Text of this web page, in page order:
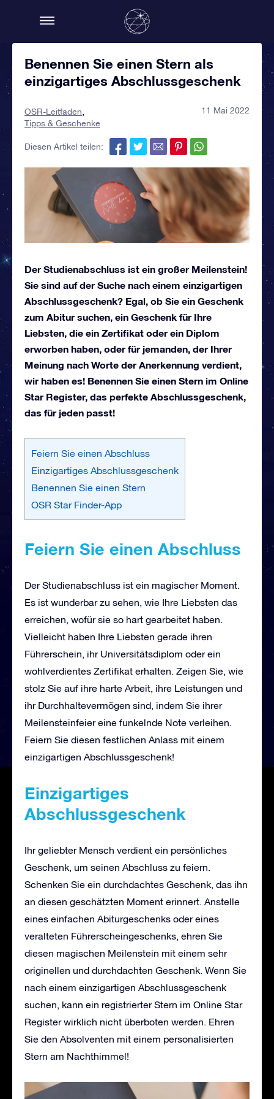
Benennen Sie einen Stern als
einzigartiges Abschlussgeschenk
OSR-Leitfaden
Tipps & Geschenke
11 Mai 2022
Diesen Artikel teilen:
Der Studienabschluss ist ein großer Meilenstein!
Sie sind auf der Suche nach einem einzigartigen
Abschlussgeschenk? Egal, ob Sie ein Geschenk
zum Abitur suchen, ein Geschenk für Ihre
Liebsten, die ein Zertifikat oder ein Diplom
erworben haben, oder für jemanden, der Ihrer
Meinung nach Worte der Anerkennung verdient,
wir haben es! Benennen Sie einen Stern im Online
Star Register, das perfekte Abschlussgeschenk,
das für jeden passt!
Feiern Sie einen Abschluss
Einzigartiges Abschlussgeschenk
Benennen Sie einen Stern
OSR Star Finder-App
Feiern Sie einen Abschluss
Der Studienabschluss ist ein magischer Moment.
Es ist wunderbar zu sehen, wie Ihre Liebsten das
erreichen, wofür sie so hart gearbeitet haben.
Vielleicht haben Ihre Liebsten gerade ihren
Führerschein, ihr Universitätsdiplom oder ein
wohlverdientes Zertifikat erhalten. Zeigen Sie, wie
stolz Sie auf ihre harte Arbeit, ihre Leistungen und
ihr Durchhaltevermögen sind, indem Sie ihrer
Meilensteinfeier eine funkelnde Note verleihen.
Feiern Sie diesen festlichen Anlass mit einem
einzigartigen Abschlussgeschenk!
Einzigartiges
Abschlussgeschenk
Ihr geliebter Mensch verdient ein persönliches
Geschenk, um seinen Abschluss zu feiern.
Schenken Sie ein durchdachtes Geschenk, das ihn
an diesen geschätzten Moment erinnert. Anstelle
eines einfachen Abiturgeschenks oder eines
veralteten Führerscheingeschenks, ehren Sie
diesen magischen Meilenstein mit einem sehr
originellen und durchdachten Geschenk. Wenn Sie
nach einem einzigartigen Abschlussgeschenk
suchen, kann ein registrierter Stern im Online Star
Register wirklich nicht überboten werden. Ehren
Sie den Absolventen mit einem personalisierten
Stern am Nachthimmel!